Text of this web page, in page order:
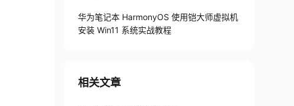
华为笔记本 HarmonyOS 使用铠大师虚拟机
安装 Win11 系统实战教程
相关文章